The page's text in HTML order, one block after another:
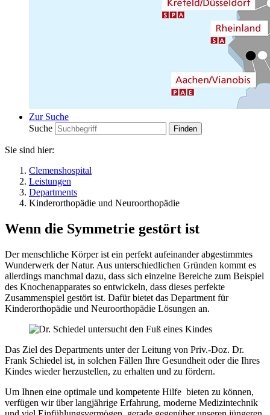
Zur Suche
Suche
Sie sind hier:
Clemenshospital
Leistungen
Departments
Kinderorthopädie und Neuroorthopädie
Wenn die Symmetrie gestört ist
Der menschliche Körper ist ein perfekt aufeinander abgestimmtes
Wunderwerk der Natur. Aus unterschiedlichen Gründen kommt es
allerdings manchmal dazu, dass sich einzelne Bereiche zum Beispiel
des Knochenapparates so entwickeln, dass dieses perfekte
Zusammenspiel gestört ist. Dafür bietet das Department für
Kinderorthopädie und Neuroorthopädie Lösungen an.
Das Ziel des Departments unter der Leitung von Priv.-Doz. Dr.
Frank Schiedel ist, in solchen Fällen Ihre Gesundheit oder die Ihres
Kindes wieder herzustellen, zu erhalten und zu fördern.
Um Ihnen eine optimale und kompetente Hilfe bieten zu können,
verfügen wir über langjährige Erfahrung, moderne Medizintechnik